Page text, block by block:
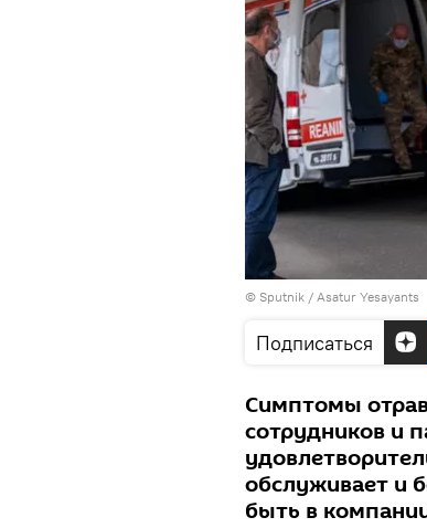
© Sputnik / Asatur Yesayants
Подписаться
Симптомы
сотрудников и
обслуживает и
быть в